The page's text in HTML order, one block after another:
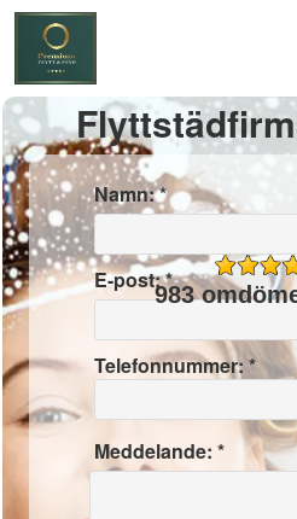
Namn: *
E-post: *
Telefonnummer: *
Meddelande: *
983